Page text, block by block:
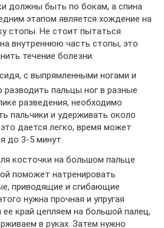
должны быть по бокам, а спина
этапом является хождение на
стопы. Не стоит пытаться
внутреннюю часть стопы, это
течение болезни.
с выпрямленными ногами и
разводить пальцы ног в разные
разведения, необходимо
пальчики и удерживать около
дается легко, время может
до 3-5 минут.
косточки на большом пальце
поможет натренировать
приводящие и сгибающие
нужна прочная и упругая
ее край цепляем на большой палец,
в руках. Затем нужно